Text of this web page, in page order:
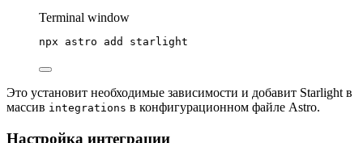
Terminal window
npx astro add starlight
Это установит необходимые зависимости и добавит Starlight в
массив integrations в конфигурационном файле Astro.
Настройка интеграции